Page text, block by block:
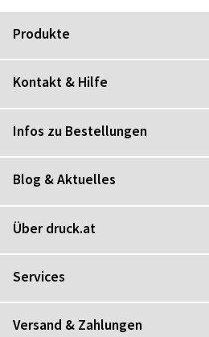
Produkte
Kontakt & Hilfe
Infos zu Bestellungen
Blog & Aktuelles
Über druck.at
Services
Versand & Zahlungen